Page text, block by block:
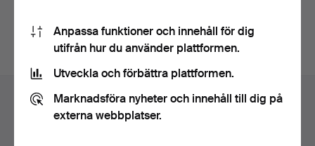
Sidfotsnavigation
Hjälp och kontakt
Kontakta support
Anpassa funktioner och innehåll för dig
utifrån hur du använder plattformen.
Utveckla och förbättra plattformen.
Marknadsföra nyheter och innehåll till dig på
externa webbplatser.